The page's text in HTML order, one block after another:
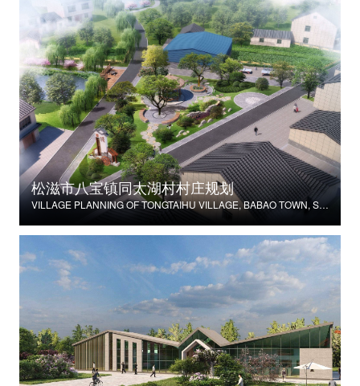
松滋市八宝镇同太湖村村庄规划
VILLAGE PLANNING OF TONGTAIHU VILLAGE, BABAO TOWN, SONGZI CITY